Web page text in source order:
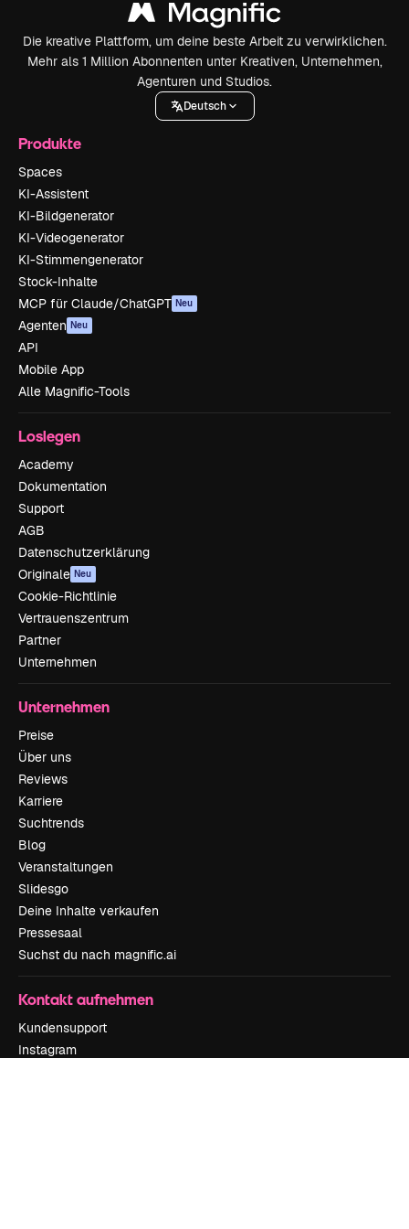
Die kreative Plattform, um deine beste Arbeit zu verwirklichen.
Mehr als 1 Million Abonnenten unter Kreativen, Unternehmen,
Agenturen und Studios.
Deutsch
Produkte
Spaces
KI-Assistent
KI-Bildgenerator
KI-Videogenerator
KI-Stimmengenerator
Stock-Inhalte
MCP für Claude/ChatGPT Neu
Agenten Neu
API
Mobile App
Alle Magnific-Tools
Loslegen
Academy
Dokumentation
Support
AGB
Datenschutzerklärung
Originale Neu
Cookie-Richtlinie
Vertrauenszentrum
Partner
Unternehmen
Unternehmen
Preise
Über uns
Reviews
Karriere
Suchtrends
Blog
Veranstaltungen
Slidesgo
Deine Inhalte verkaufen
Pressesaal
Suchst du nach magnific.ai
Kontakt aufnehmen
Kundensupport
Instagram